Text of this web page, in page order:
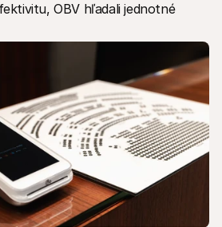
OBV hľadali jednotné